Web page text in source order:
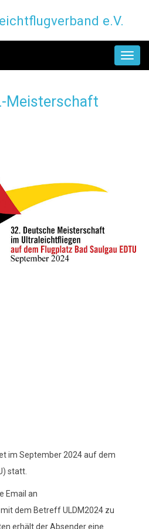
e.V.
Meisterschaft
im September 2024 auf dem
statt.
Email an
mit dem Betreff ULDM2024 zu
erhält der Absender eine